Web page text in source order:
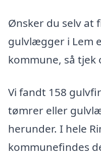
Ønsker du selv at
gulvlægger i Lem
kommune, så
Vi fandt 158
tømrer eller
herunder. I hele
kommunefindes